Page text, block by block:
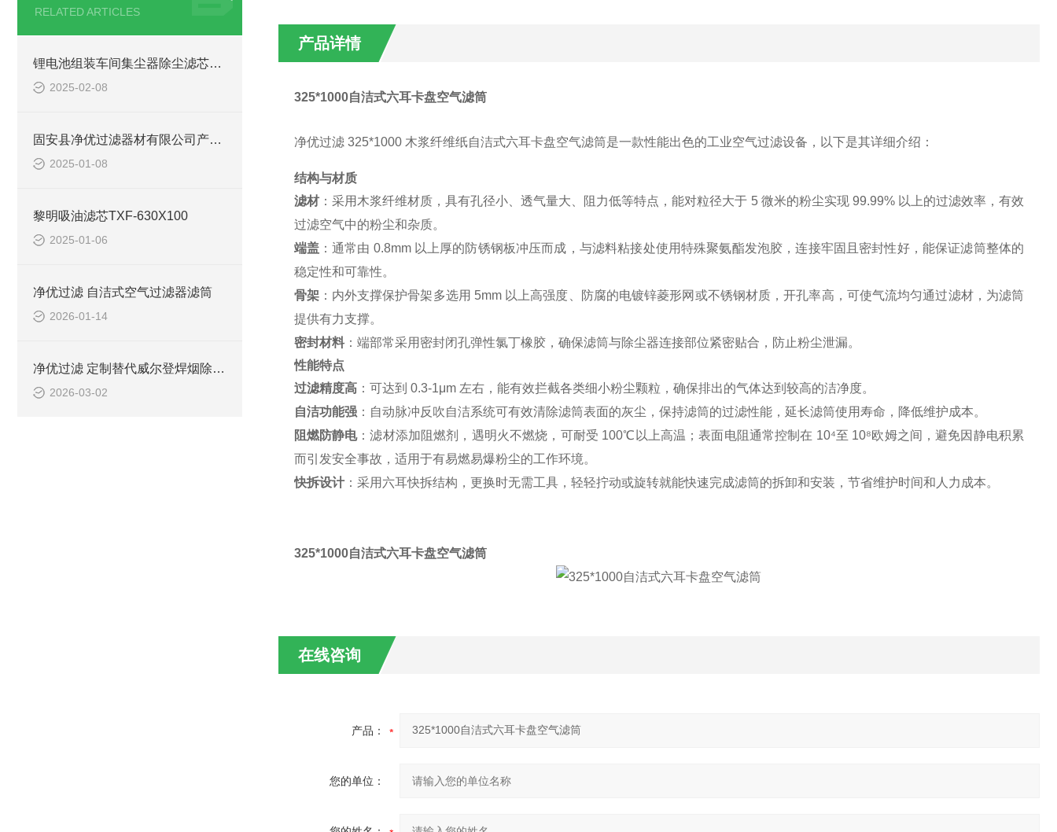
RELATED ARTICLES
锂电池组装车间集尘器除尘滤芯应用
2025-02-08
固安县净优过滤器材有限公司产品出厂标准
2025-01-08
黎明吸油滤芯TXF-630X100
2025-01-06
净优过滤 自洁式空气过滤器滤筒
2026-01-14
净优过滤 定制替代威尔登焊烟除尘滤筒
2026-03-02
产品详情
325*1000自洁式六耳卡盘空气滤筒
净优过滤 325*1000 木浆纤维纸自洁式六耳卡盘空气滤筒是一款性能出色的工业空气过滤设备，以下是其详细介绍：
结构与材质
滤材：采用木浆纤维材质，具有孔径小、透气量大、阻力低等特点，能对粒径大于 5 微米的粉尘实现 99.99% 以上的过滤效率，有效
过滤空气中的粉尘和杂质。
端盖：通常由 0.8mm 以上厚的防锈钢板冲压而成，与滤料粘接处使用特殊聚氨酯发泡胶，连接牢固且密封性好，能保证滤筒整体的
稳定性和可靠性。
骨架：内外支撑保护骨架多选用 5mm 以上高强度、防腐的电镀锌菱形网或不锈钢材质，开孔率高，可使气流均匀通过滤材，为滤筒
提供有力支撑。
密封材料：端部常采用密封闭孔弹性氯丁橡胶，确保滤筒与除尘器连接部位紧密贴合，防止粉尘泄漏。
性能特点
过滤精度高：可达到 0.3-1μm 左右，能有效拦截各类细小粉尘颗粒，确保排出的气体达到较高的洁净度。
自洁功能强：自动脉冲反吹自洁系统可有效清除滤筒表面的灰尘，保持滤筒的过滤性能，延长滤筒使用寿命，降低维护成本。
阻燃防静电：滤材添加阻燃剂，遇明火不燃烧，可耐受 100℃以上高温；表面电阻通常控制在 10⁴至 10⁸欧姆之间，避免因静电积累
而引发安全事故，适用于有易燃易爆粉尘的工作环境。
快拆设计：采用六耳快拆结构，更换时无需工具，轻轻拧动或旋转就能快速完成滤筒的拆卸和安装，节省维护时间和人力成本。
325*1000自洁式六耳卡盘空气滤筒
在线咨询
产品：
您的单位：